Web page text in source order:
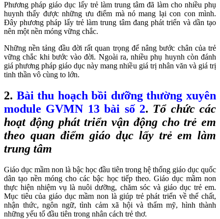
Phương pháp giáo dục lấy trẻ làm trung tâm đã làm cho nhiều phụ
huynh thấy được những ưu điểm mà nó mang lại con con mình.
Đây phương pháp lấy trẻ làm trung tâm đang phát triển và dần tạo
nên một nền móng vững chắc.
Những nền tảng đầu đời rất quan trọng để nâng bước chân của trẻ
vững chắc khi bước vào đời. Ngoài ra, nhiều phụ huynh còn đánh
giá phương pháp giáo dục này mang nhiều giá trị nhân văn và giá trị
tinh thần vô cùng to lớn.
2. Bài thu hoạch bồi dưỡng thường xuyên
module GVMN 13 bài số 2. Tổ chức các
hoạt động phát triển vận động cho trẻ em
theo quan điểm giáo dục lấy trẻ em làm
trung tâm
Giáo dục mầm non là bậc học đầu tiên trong hệ thống giáo dục quốc
dân tạo nền móng cho các bậc học tiếp theo. Giáo dục mầm non
thực hiện nhiệm vụ là nuôi dưỡng, chăm sóc và giáo dục trẻ em.
Mục tiêu của giáo dục mầm non là giúp trẻ phát triển về thể chất,
nhận thức, ngôn ngữ, tình cảm xã hội và thẩm mỹ, hình thành
những yếu tố đầu tiên trong nhân cách trẻ thơ.